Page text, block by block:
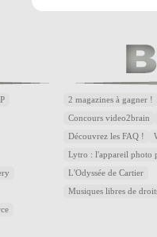
2 magazines à gagner !
Concours video2brain
Découvrez les FAQ !
Lytro : l'appareil photo
L'Odyssée de Cartier
Musiques libres de